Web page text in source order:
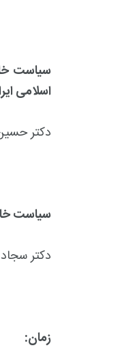
اسلامی
دکتر
سیاست
دکتر
زمان: